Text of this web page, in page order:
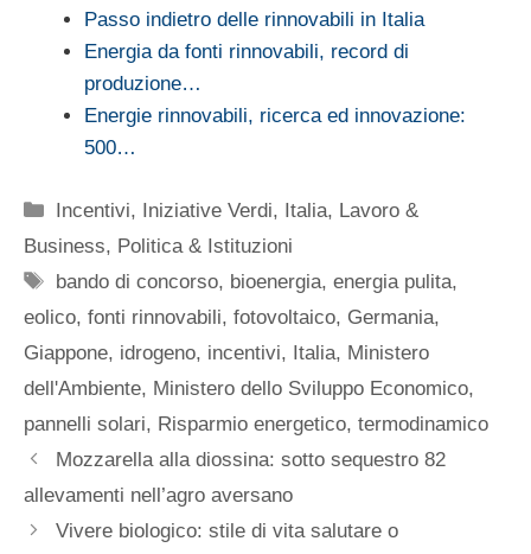
Passo indietro delle rinnovabili in Italia
Energia da fonti rinnovabili, record di
produzione…
Energie rinnovabili, ricerca ed innovazione:
500…
Categorie
Incentivi, Iniziative Verdi, Italia, Lavoro &
Business, Politica & Istituzioni
Tag
bando di concorso, bioenergia,energia pulita,
eolico, fonti rinnovabili, fotovoltaico, Germania,
Giappone, idrogeno, incentivi, Italia, Ministero
dell'Ambiente, Ministero dello Sviluppo Economico,
pannelli solari, Risparmio energetico, termodinamico
Mozzarella alla diossina: sotto sequestro 82
allevamenti nell’agro aversano
Vivere biologico: stile di vita salutare o